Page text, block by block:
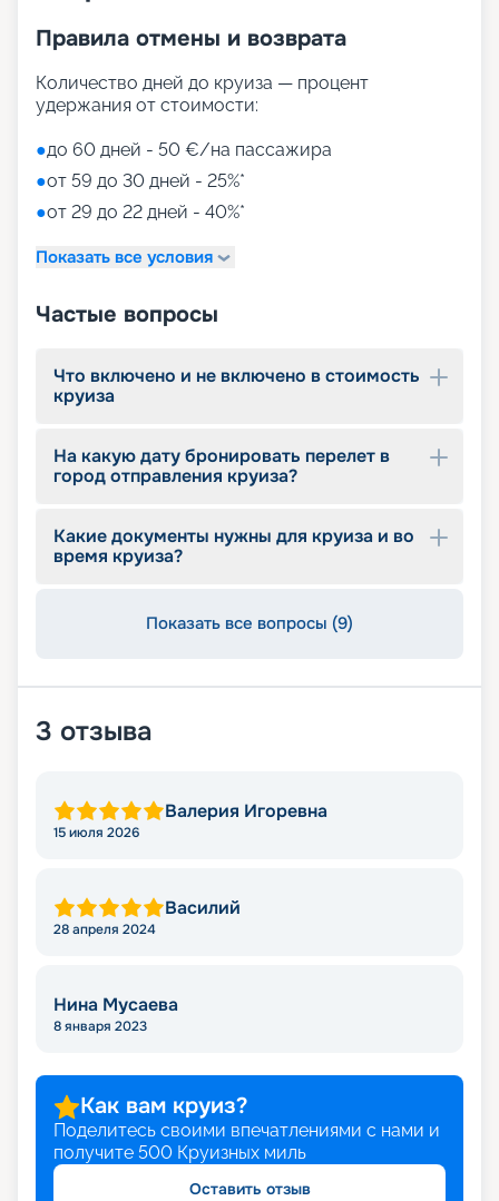
Правила отмены и возврата
Количество дней до круиза — процент
удержания от стоимости:
●до 60 дней - 50 €/на пассажира
●от 59 до 30 дней - 25%*
●от 29 до 22 дней - 40%*
Показать все условия
Частые вопросы
Что включено и не включено в стоимость
круиза
На какую дату бронировать перелет в
город отправления круиза?
Какие документы нужны для круиза и во
время круиза?
Показать все вопросы (9)
3 отзыва
Валерия Игоревна
15 июля 2026
Василий
28 апреля 2024
Нина Мусаева
8 января 2023
Как вам круиз?
Поделитесь своими впечатлениями с нами и
получите 500 Круизных миль
Оставить отзыв